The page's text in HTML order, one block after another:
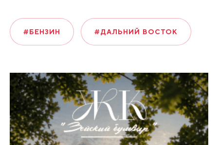
#БЕНЗИН #ДАЛЬНИЙ ВОСТОК